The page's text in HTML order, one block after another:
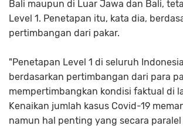
Bali maupun di Luar Jawa dan Bali,
Level 1. Penetapan itu, kata dia,
pertimbangan dari pakar.
"Penetapan Level 1 di seluruh
berdasarkan pertimbangan dari para
mempertimbangkan kondisi faktual di
Kenaikan jumlah kasus Covid-19
namun hal penting yang secara